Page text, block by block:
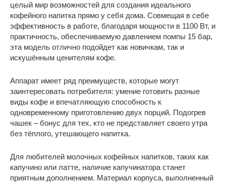
целый мир возможностей для создания идеального
кофейного напитка прямо у себя дома. Совмещая в себе
эффективность в работе, благодаря мощности в 1100 Вт, и
практичность, обеспечиваемую давлением помпы 15 бар,
эта модель отлично подойдет как новичкам, так и
искушённым ценителям кофе.
Аппарат имеет ряд преимуществ, которые могут
заинтересовать потребителя: умение готовить разные
виды кофе и впечатляющую способность к
одновременному приготовлению двух порций. Подогрев
чашек – бонус для тех, кто не представляет своего утра
без тёплого, утешающего напитка.
Для любителей молочных кофейных напитков, таких как
капучино или латте, наличие капучинатора станет
приятным дополнением. Материал корпуса, выполненный